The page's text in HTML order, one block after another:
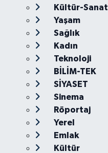
Kültür-Sanat
Yaşam
Sağlık
Kadın
Teknoloji
BİLİM-TEK
SİYASET
Sinema
Röportaj
Yerel
Emlak
Kültür